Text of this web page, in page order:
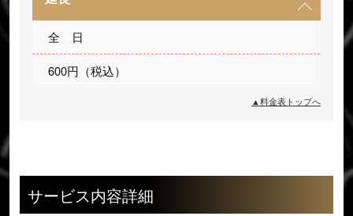
全　日
600円（税込）
▲料金表トップへ
サービス内容詳細